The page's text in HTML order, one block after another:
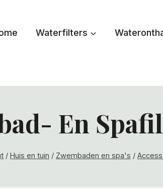
Waterfilters
En
/ Huis en tuin / Zwembaden en spa's /